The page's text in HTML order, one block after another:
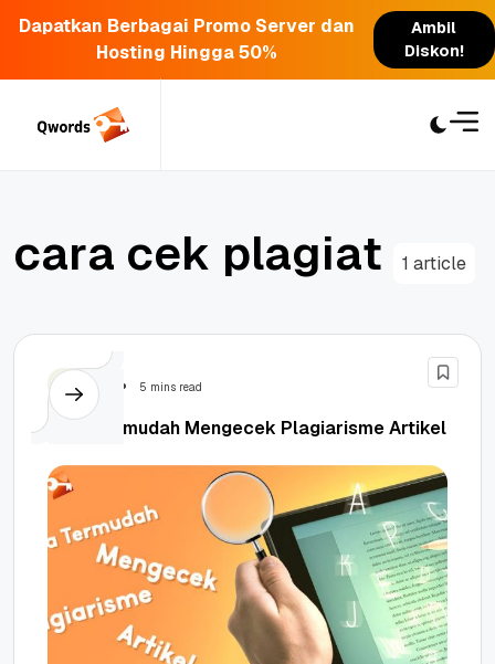
Dapatkan Berbagai Promo Server dan
Hosting Hingga 50%
Ambil
Diskon!
cara cek plagiat 1 article
Tutorial 5 mins read
Cara Termudah Mengecek Plagiarisme Artikel